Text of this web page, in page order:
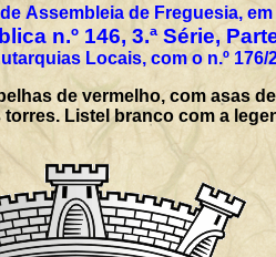
Assembleia de Freguesia, em
n.º 146, 3.ª Série,
Locais, com o n.º 176/
de vermelho, com asas
Listel branco com a